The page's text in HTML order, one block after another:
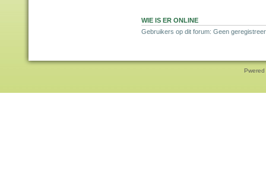
WIE IS ER ONLINE
Gebruikers op dit forum: Geen